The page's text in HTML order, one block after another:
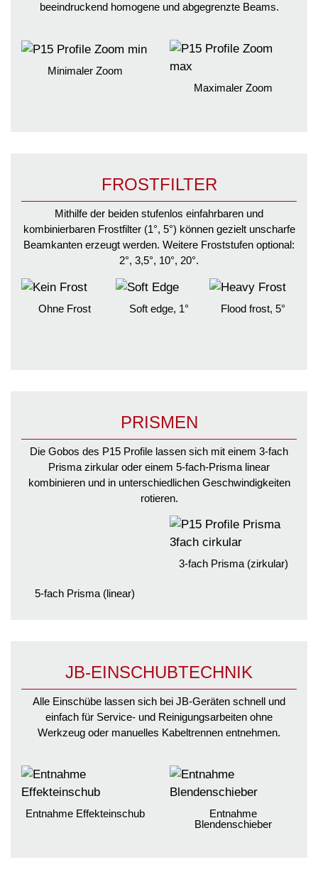
beeindruckend homogene und abgegrenzte Beams.
Minimaler Zoom
Maximaler Zoom
FROSTFILTER
Mithilfe der beiden stufenlos einfahrbaren und
kombinierbaren Frostfilter (1°, 5°) können gezielt unscharfe
Beamkanten erzeugt werden. Weitere Froststufen optional:
2°, 3,5°, 10°, 20°.
Ohne Frost Soft edge, 1° Flood frost, 5°
PRISMEN
Die Gobos des P15 Profile lassen sich mit einem 3-fach
Prisma zirkular oder einem 5-fach-Prisma linear
kombinieren und in unterschiedlichen Geschwindigkeiten
rotieren.
5-fach Prisma (linear)
3-fach Prisma (zirkular)
JB-EINSCHUBTECHNIK
Alle Einschübe lassen sich bei JB-Geräten schnell und
einfach für Service- und Reinigungsarbeiten ohne
Werkzeug oder manuelles Kabeltrennen entnehmen.
Entnahme Effekteinschub
Entnahme
Blendenschieber